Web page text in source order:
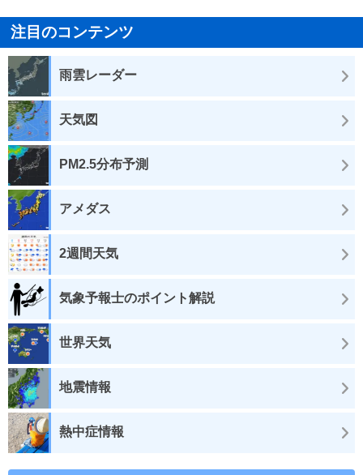
注目のコンテンツ
雨雲レーダー
天気図
PM2.5分布予測
アメダス
2週間天気
気象予報士のポイント解説
世界天気
地震情報
熱中症情報